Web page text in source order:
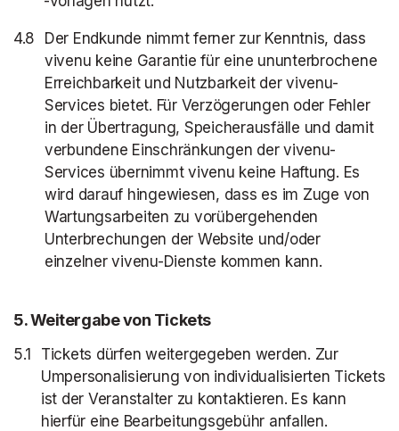
Der Endkunde nimmt ferner zur Kenntnis, dass
vivenu keine Garantie für eine ununterbrochene
Erreichbarkeit und Nutzbarkeit der vivenu-
Services bietet. Für Verzögerungen oder Fehler
in der Übertragung, Speicherausfälle und damit
verbundene Einschränkungen der vivenu-
Services übernimmt vivenu keine Haftung. Es
wird darauf hingewiesen, dass es im Zuge von
Wartungsarbeiten zu vorübergehenden
Unterbrechungen der Website und/oder
einzelner vivenu-Dienste kommen kann.
5. Weitergabe von Tickets
Tickets dürfen weitergegeben werden. Zur
Umpersonalisierung von individualisierten Tickets
ist der Veranstalter zu kontaktieren. Es kann
hierfür eine Bearbeitungsgebühr anfallen.